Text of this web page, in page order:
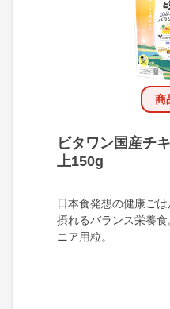
商
ビタワン国産チ
上150g
日本食発想の健康ご
摂れるバランス栄養
ニア用粒。